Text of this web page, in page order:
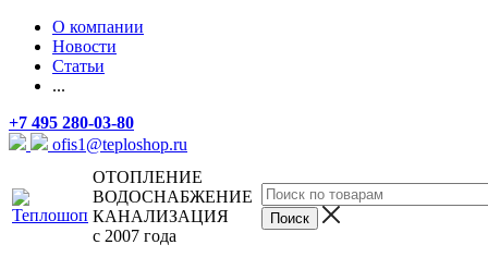
О компании
Новости
Статьи
...
+7 495 280-03-80
ofis1@teploshop.ru
ОТОПЛЕНИЕ
ВОДОСНАБЖЕНИЕ
КАНАЛИЗАЦИЯ
с 2007 года